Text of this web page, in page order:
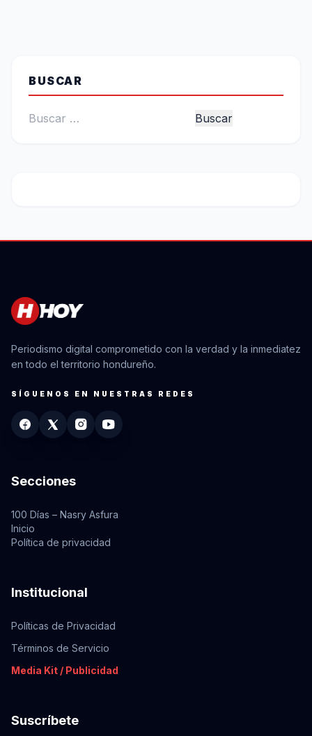
BUSCAR
Buscar:
Periodismo digital comprometido con la verdad y la inmediatez
en todo el territorio hondureño.
SÍGUENOS EN NUESTRAS REDES
Secciones
100 Días – Nasry Asfura
Inicio
Política de privacidad
Institucional
Políticas de Privacidad
Términos de Servicio
Media Kit / Publicidad
Suscríbete